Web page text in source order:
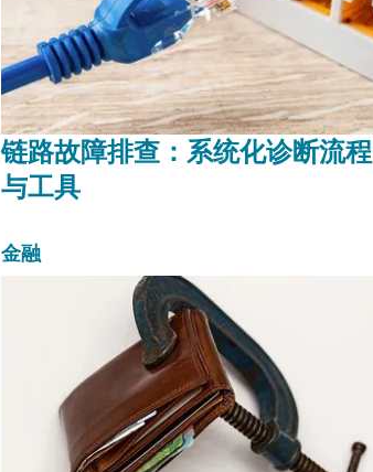
链路故障排查：系统化诊断流程
与工具
金融